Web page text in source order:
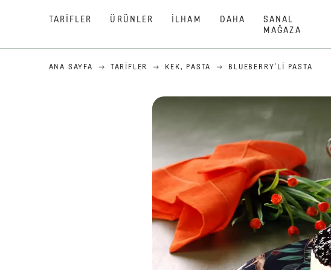
TARIFLER ÜRÜNLER İLHAM DAHA
SANAL
MAĞAZA
ANA SAYFA TARIFLER KEK, PASTA BLUEBERRY'LI PASTA